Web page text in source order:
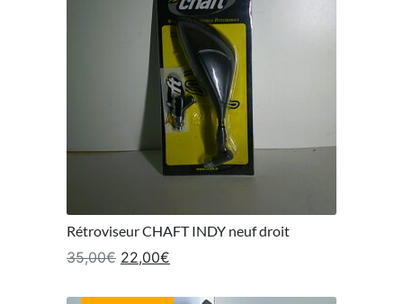
Rétroviseur CHAFT INDY neuf droit
35,00€ Le prix initial était : 35,00€.
22,00€